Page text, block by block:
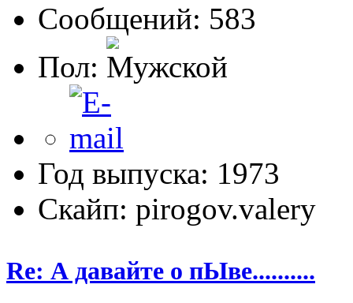
Сообщений: 583
Пол:
Год выпуска: 1973
Скайп: pirogov.valery
Re: А давайте о пЫве..........